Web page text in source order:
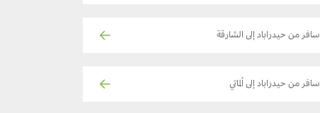
سافر من حيدراباد إلى الشارقة
سافر من حيدراباد إلى ألماتي